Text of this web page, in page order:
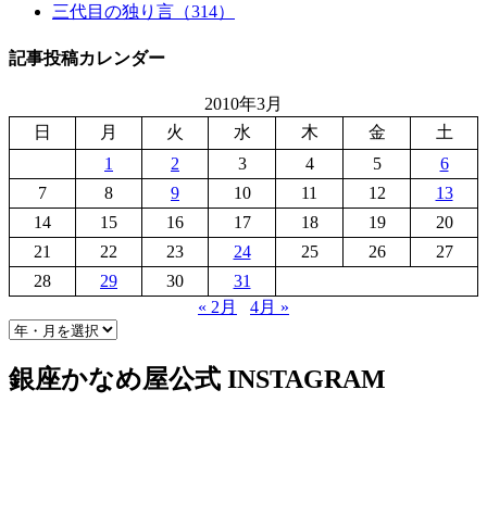
三代目の独り言（314）
記事投稿カレンダー
2010年3月
日
月 火 水 木 金
土
1
2 3 4 5
6
7
8 9 10 11 12
13
14
15 16 17 18 19
20
21
22 23 24 25 26
27
28
29 30
31
« 2月
4月 »
銀座かなめ屋公式 INSTAGRAM